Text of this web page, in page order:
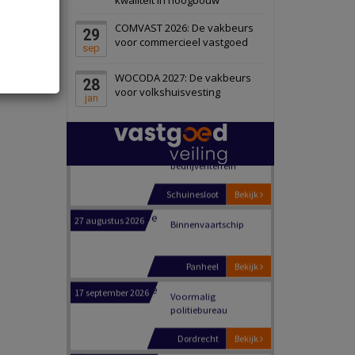
29
sep
COMVAST 2026: De vakbeurs
voor commercieel vastgoed
28
jan
WOCODA 2027: De vakbeurs
voor volkshuisvesting
Schiedam
22 september 2026 Attractiepark
Bekijk
Oranje
28 september 2026
bedrijventerrein
Schuinesloot
Binnenvaartschip
Bekijk
Panheel
Voormalig
politiebureau
Dordrecht
Voormalig
politiebureau